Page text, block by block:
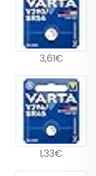
3,61€
1,33€